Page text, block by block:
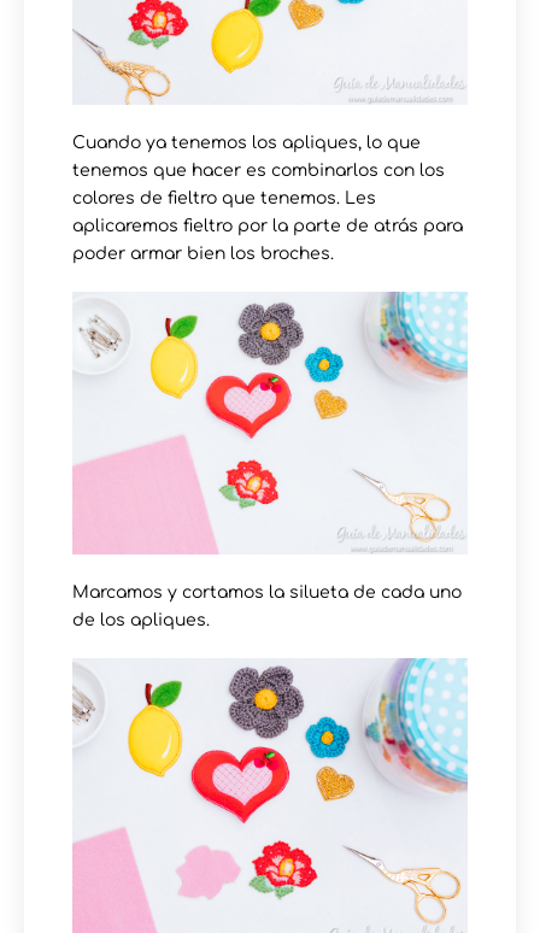
Cuando ya tenemos los apliques, lo que
tenemos que hacer es combinarlos con los
colores de fieltro que tenemos. Les
aplicaremos fieltro por la parte de atrás para
poder armar bien los broches.
Marcamos y cortamos la silueta de cada uno
de los apliques.